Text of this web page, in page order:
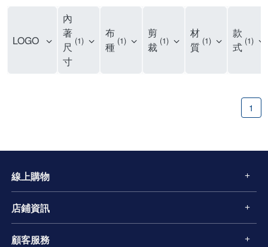
LOGO
內
著
尺
寸
1
布
種 1
剪
裁 1
材
質 1
款
式 1
1
線上購物
店鋪資訊
顧客服務